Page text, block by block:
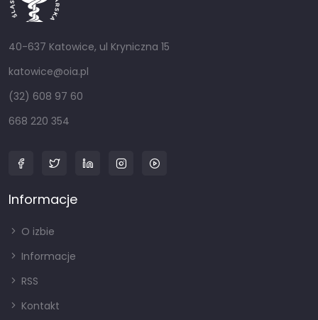
40-637 Katowice, ul Kryniczna 15
katowice@oia.pl
(32) 608 97 60
668 220 354
Informacje
O izbie
Informacje
RSS
Kontakt